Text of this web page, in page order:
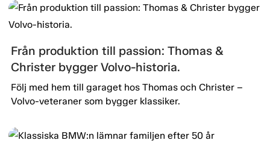
Från produktion till passion: Thomas &
Christer bygger Volvo-historia.
Följ med hem till garaget hos Thomas och Christer –
Volvo-veteraner som bygger klassiker.